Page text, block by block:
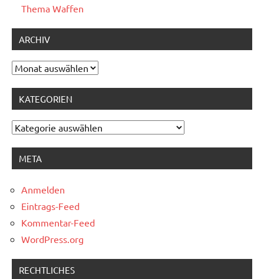
Thema Waffen
ARCHIV
Archiv
KATEGORIEN
Kategorien
META
Anmelden
Eintrags-Feed
Kommentar-Feed
WordPress.org
RECHTLICHES